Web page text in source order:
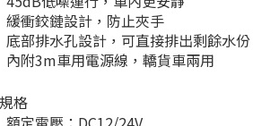
緩衝鉸鏈設計，防止夾手
底部排水孔設計，可直接排出剩餘水份
內附3m車用電源線，轎貨車兩用
格